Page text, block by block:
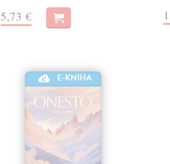
5,73 €
E-KNIHA